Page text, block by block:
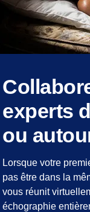
experts
ou
Lorsque votre
pas être dans la
vous réunit
échographie